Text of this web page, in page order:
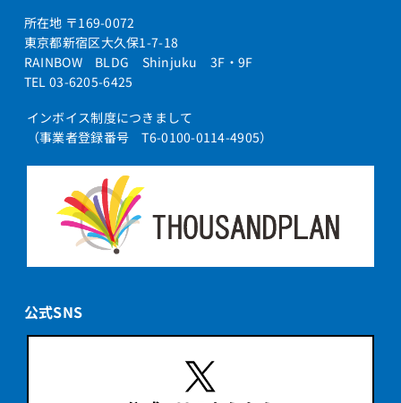
所在地 〒169-0072
東京都新宿区大久保1-7-18
RAINBOW BLDG Shinjuku 3F・9F
TEL 03-6205-6425
インボイス制度につきまして
（事業者登録番号 T6-0100-0114-4905）
公式SNS